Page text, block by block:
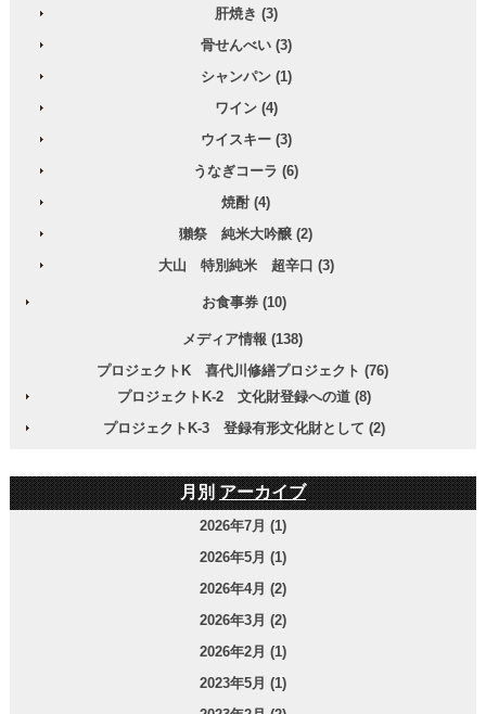
肝焼き (3)
骨せんべい (3)
シャンパン (1)
ワイン (4)
ウイスキー (3)
うなぎコーラ (6)
焼酎 (4)
獺祭 純米大吟醸 (2)
大山 特別純米 超辛口 (3)
お食事券 (10)
メディア情報 (138)
プロジェクトK 喜代川修繕プロジェクト (76)
プロジェクトK-2 文化財登録への道 (8)
プロジェクトK-3 登録有形文化財として (2)
月別アーカイブ
2026年7月 (1)
2026年5月 (1)
2026年4月 (2)
2026年3月 (2)
2026年2月 (1)
2023年5月 (1)